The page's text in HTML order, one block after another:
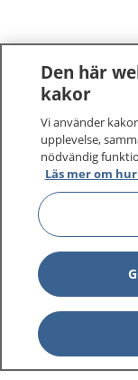
Den här
kakor
Vi använder
upplevelse,
nödvändig
Läs mer om